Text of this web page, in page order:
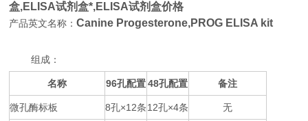
盒,ELISA试剂盒*,ELISA试剂盒价格
产品英文名称：Canine Progesterone,PROG ELISA kit
组成：
名称 96孔配置 48孔配置 备注
微孔酶标板 8孔×12条 12孔×4条 无